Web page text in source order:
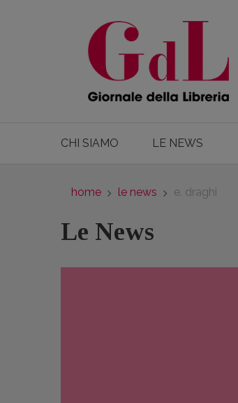
CHI SIAMO LE NEWS
home le news e. draghi
Le News